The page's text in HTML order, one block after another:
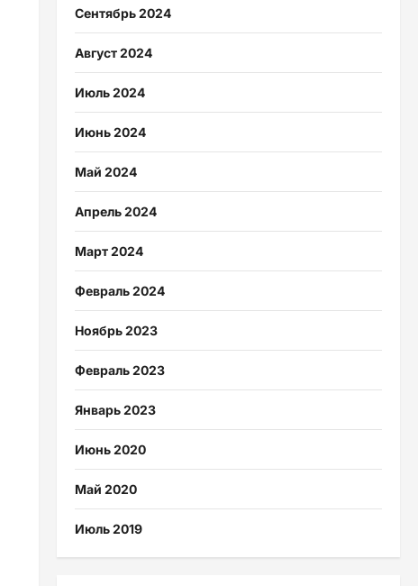
Сентябрь 2024
Август 2024
Июль 2024
Июнь 2024
Май 2024
Апрель 2024
Март 2024
Февраль 2024
Ноябрь 2023
Февраль 2023
Январь 2023
Июнь 2020
Май 2020
Июль 2019